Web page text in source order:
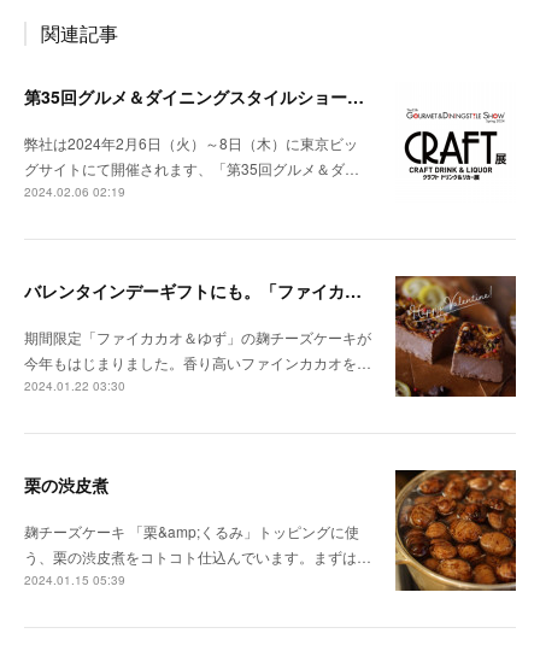
関連記事
第35回グルメ＆ダイニングスタイルショー春2024 に出展いたします
弊社は2024年2月6日（火）～8日（木）に東京ビッ
グサイトにて開催されます、「第35回グルメ＆ダ…
2024.02.06 02:19
バレンタインデーギフトにも。「ファイカカオ＆ゆず」の麹チーズケーキが今年も始まりました。
期間限定「ファイカカオ＆ゆず」の麹チーズケーキが
今年もはじまりました。香り高いファインカカオを…
2024.01.22 03:30
栗の渋皮煮
麹チーズケーキ 「栗&amp;くるみ」トッピングに使
う、栗の渋皮煮をコトコト仕込んでいます。まずは…
2024.01.15 05:39